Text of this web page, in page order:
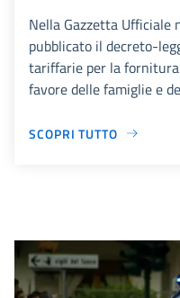
Nella Gazzetta Ufficiale
pubblicato il decreto-
tariffarie per la
favore delle famiglie e
SCOPRI TUTTO